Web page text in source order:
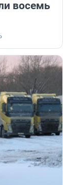
восемь